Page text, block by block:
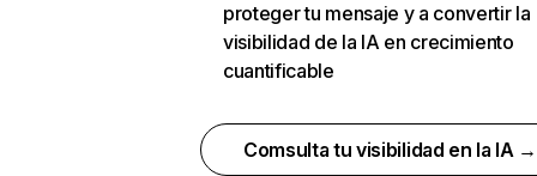
proteger tu mensaje y a convertir la
visibilidad de la IA en crecimiento
cuantificable
Comsulta tu visibilidad en la IA →